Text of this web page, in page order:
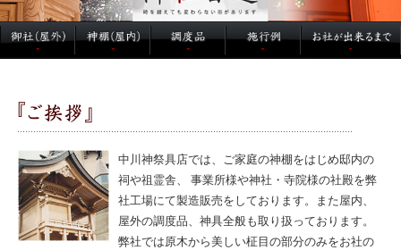
中川神祭具店では、ご家庭の神棚をはじめ邸内の
祠や祖霊舎、
事業所様や神社・寺院様の社殿を弊
社工場にて製造販売をしております。また屋内、
屋外の調度品、神具全般も取り扱っております。
弊社では原木から美しい柾目の部分のみをお社の